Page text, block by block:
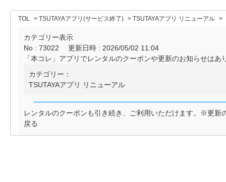
TOL > TSUTAYAアプリ(サービス終了) > TSUTAYAアプリ リニューアル >
カテゴリー表示
No : 73022
更新日時 : 2026/05/02 11:04
「本コレ」アプリでレンタルのクーポンや更新のお知らせはあ
カテゴリー：
TSUTAYAアプリ リニューアル
レンタルのクーポンも引き続き、ご利用いただけます。※更
戻る